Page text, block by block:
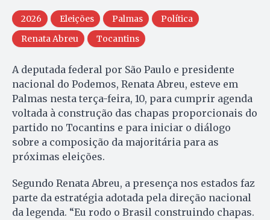
2026 Eleições Palmas
Política
Renata Abreu
Tocantins
A deputada federal por São Paulo e presidente
nacional do Podemos, Renata Abreu, esteve em
Palmas nesta terça-feira, 10, para cumprir agenda
voltada à construção das chapas proporcionais do
partido no Tocantins e para iniciar o diálogo
sobre a composição da majoritária para as
próximas eleições.
Segundo Renata Abreu, a presença nos estados faz
parte da estratégia adotada pela direção nacional
da legenda. “Eu rodo o Brasil construindo chapas.